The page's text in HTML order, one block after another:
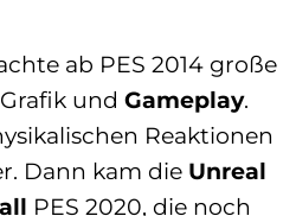
ab PES 2014 große
und Gameplay.
Reaktionen
Dann kam die Unreal
PES 2020, die noch